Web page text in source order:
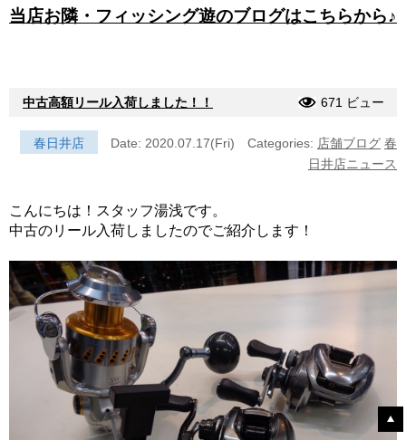
当店お隣・フィッシング遊のブログはこちらから♪
中古高額リール入荷しました！！ 671 ビュー
春日井店 Date: 2020.07.17(Fri) Categories: 店舗ブログ 春
日井店ニュース
こんにちは！スタッフ湯浅です。
中古のリール入荷しましたのでご紹介します！